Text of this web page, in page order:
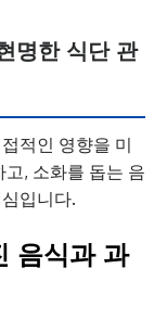
명한 식단 관
적인 영향을 미
, 소화를 돕는 음
입니다.
음식과 과